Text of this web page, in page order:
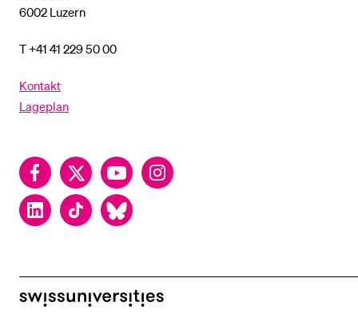
6002 Luzern
T +41 41 229 50 00
Kontakt
Lageplan
FacebookTwitter YouTubeInstagram
LinkedInTikTok Bluesky
swissuniversities